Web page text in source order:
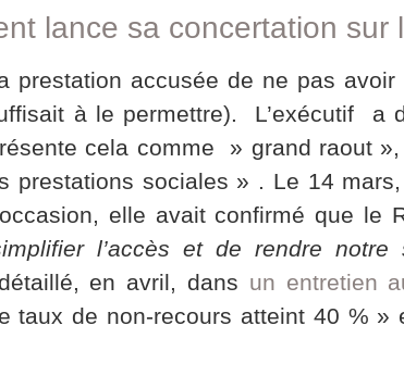
lance sa concertation sur
prestation accusée de ne pas
à le permettre). L’exécutif a
cela comme » grand raout
prestations sociales » . Le 14
elle avait confirmé que le
l’accès et de rendre
en avril, dans un entretien
taux de non-recours atteint 40 %